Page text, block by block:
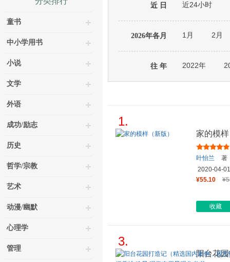
童书
中小学用书
小说
文学
外语
成功/励志
历史
哲学/宗教
艺术
动漫/幽默
心理学
管理
近 日 近24小时
2026年各月 1月 2月
往 年 2022年
1.
家的模
叶怡兰
著
2020-04-01
¥55.10
收藏
3.
阳台花